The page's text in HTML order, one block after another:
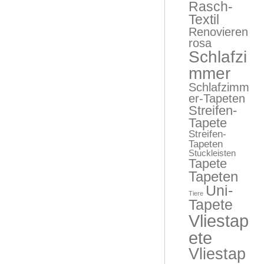
Rasch-
Textil
Renovieren
rosa
Schlafzi
mmer
Schlafzimm
er-Tapeten
Streifen-
Tapete
Streifen-
Tapeten
Stuckleisten
Tapete
Tapeten
Tiere Uni-
Tapete
Vliestap
ete
Vliestap